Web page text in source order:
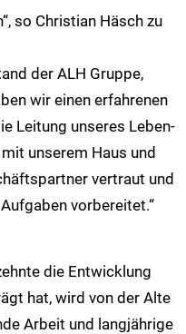
so Christian Häsch zu
der ALH Gruppe,
wir einen erfahrenen
Leitung unseres Leben-
unserem Haus und
vertraut und
vorbereitet.“
die Entwicklung
hat, wird von der Alte
Arbeit und langjährige